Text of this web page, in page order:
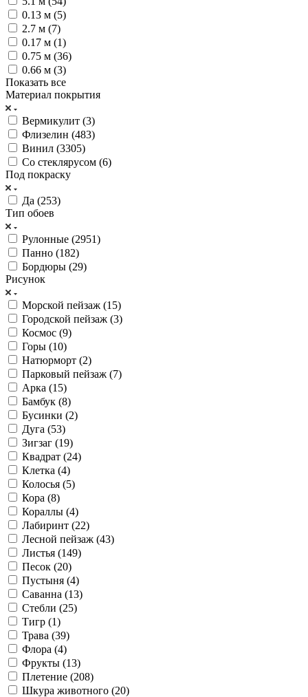
0.13 м (5)
2.7 м (7)
0.17 м (1)
0.75 м (36)
0.66 м (3)
Показать все
Материал покрытия
Вермикулит (3)
Флизелин (483)
Винил (3305)
Со стеклярусом (6)
Под покраску
Да (253)
Тип обоев
Рулонные (2951)
Панно (182)
Бордюры (29)
Рисунок
Морской пейзаж (15)
Городской пейзаж (3)
Космос (9)
Горы (10)
Натюрморт (2)
Парковый пейзаж (7)
Арка (15)
Бамбук (8)
Бусинки (2)
Дуга (53)
Зигзаг (19)
Квадрат (24)
Клетка (4)
Колосья (5)
Кора (8)
Кораллы (4)
Лабиринт (22)
Лесной пейзаж (43)
Листья (149)
Песок (20)
Пустыня (4)
Саванна (13)
Стебли (25)
Тигр (1)
Трава (39)
Флора (4)
Фрукты (13)
Плетение (208)
Шкура животного (20)